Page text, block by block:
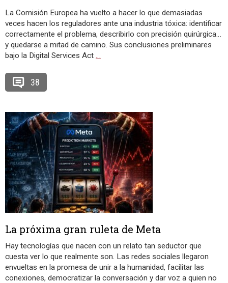
La Comisión Europea ha vuelto a hacer lo que demasiadas
veces hacen los reguladores ante una industria tóxica: identificar
correctamente el problema, describirlo con precisión quirúrgica…
y quedarse a mitad de camino. Sus conclusiones preliminares
bajo la Digital Services Act …
38
La próxima gran ruleta de Meta
Hay tecnologías que nacen con un relato tan seductor que
cuesta ver lo que realmente son. Las redes sociales llegaron
envueltas en la promesa de unir a la humanidad, facilitar las
conexiones, democratizar la conversación y dar voz a quien no